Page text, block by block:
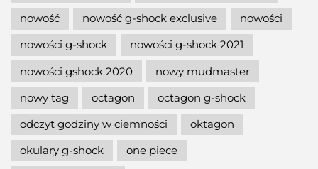
nowość
nowość g-shock exclusive
nowości
nowości g-shock
nowości g-shock 2021
nowości gshock 2020
nowy mudmaster
nowy tag
octagon
octagon g-shock
odczyt godziny w ciemności
oktagon
okulary g-shock
one piece